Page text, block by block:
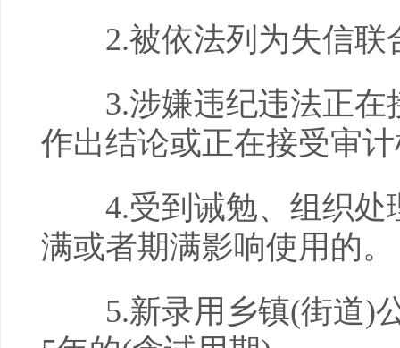
2.被依法列为失信联
3.涉嫌违纪违法正在
作出结论或正在接受审
4.受到诫勉、组织处
满或者期满影响使用的。
5.新录用乡镇(街道)公